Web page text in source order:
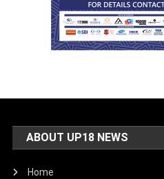
ABOUT UP18 NEWS
Home